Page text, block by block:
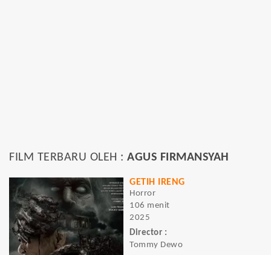
FILM TERBARU OLEH : AGUS FIRMANSYAH
GETIH IRENG
Horror
106 menit
2025
Director :
Tommy Dewo